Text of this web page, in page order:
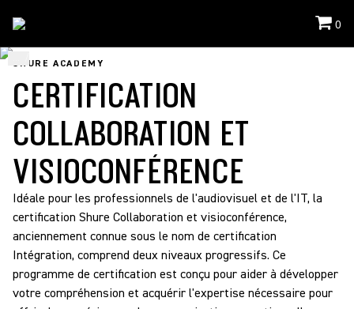
0
Parcours De Formation Et De Certification
SHURE ACADEMY
CERTIFICATION
COLLABORATION ET
VISIOCONFÉRENCE
Idéale pour les professionnels de l'audiovisuel et de l'IT, la
certification Shure Collaboration et visioconférence,
anciennement connue sous le nom de certification
Intégration, comprend deux niveaux progressifs. Ce
programme de certification est conçu pour aider à développer
votre compréhension et acquérir l'expertise nécessaire pour